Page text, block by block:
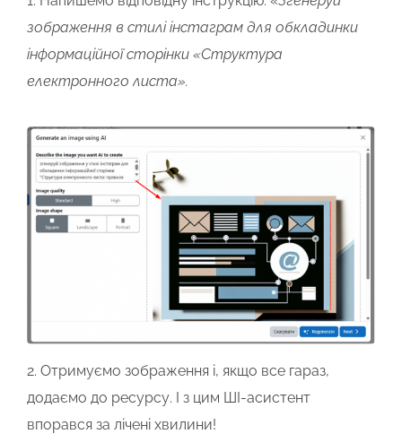
зображення в стилі інстаграм для обкладинки
інформаційної сторінки «Структура
електронного листа».
2. Отримуємо зображення і, якщо все гараз,
додаємо до ресурсу. І з цим ШІ-асистент
впорався за лічені хвилини!